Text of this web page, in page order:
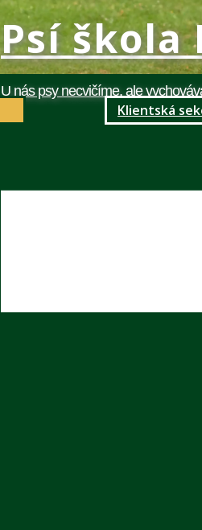
Psí škola​
U nás psy necvičíme, ale
Klientská